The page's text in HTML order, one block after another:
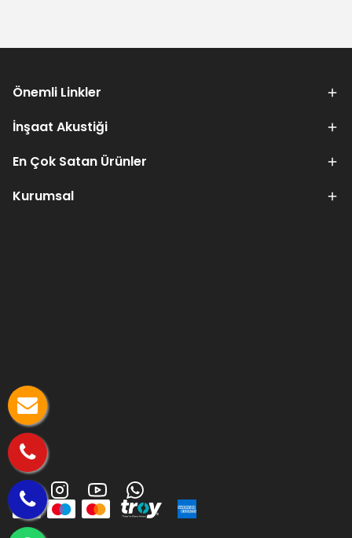
Önemli Linkler
İnşaat Akustiği
En Çok Satan Ürünler
Kurumsal